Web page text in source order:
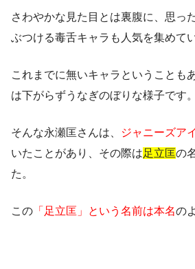
さわやかな見た目とは裏腹に、思っ
ぶつける毒舌キャラ も人気を集めて
これまでに無いキャラということも
は下がらずうなぎのぼりな様子です。
そんな永瀬匡さんは、 ジャニーズア
いたことがあり、その際は足立匡の
た。
この 「足立匡」という名前は本名の